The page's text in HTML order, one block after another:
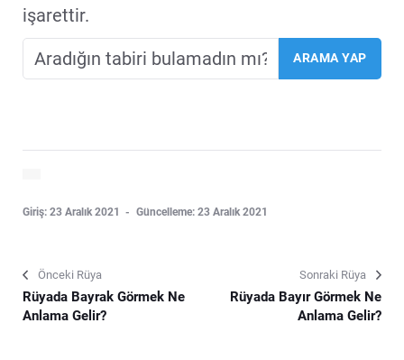
işarettir.
Giriş: 23 Aralık 2021 Güncelleme: 23 Aralık 2021
Önceki Rüya
Rüyada Bayrak Görmek Ne
Anlama Gelir?
Sonraki Rüya
Rüyada Bayır Görmek Ne
Anlama Gelir?